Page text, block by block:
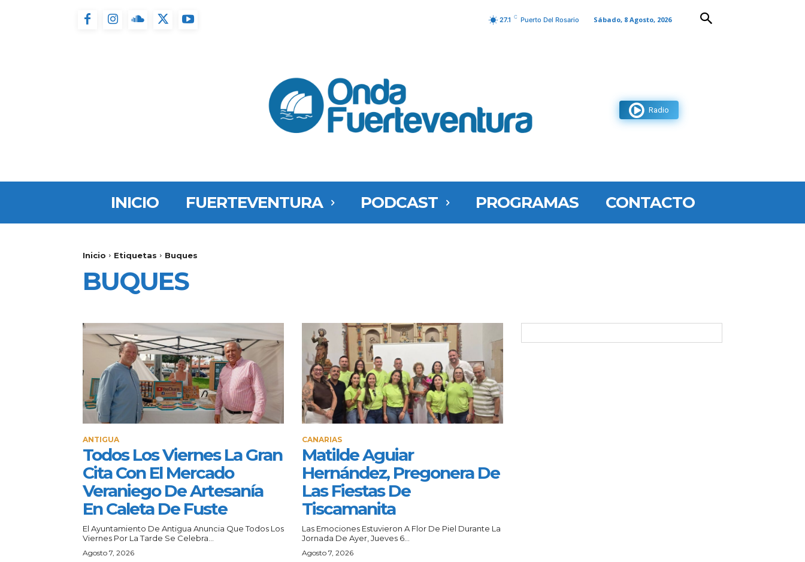
27.1 C Puerto Del Rosario Sábado, 8 Agosto, 2026
Radio
INICIO FUERTEVENTURA PODCAST PROGRAMAS CONTACTO
Inicio Etiquetas Buques
BUQUES
ANTIGUA
Todos Los Viernes La Gran
Cita Con El Mercado
Veraniego De Artesanía
En Caleta De Fuste
El Ayuntamiento De Antigua Anuncia Que Todos Los
Viernes Por La Tarde Se Celebra...
Agosto 7, 2026
CANARIAS
Matilde Aguiar
Hernández, Pregonera De
Las Fiestas De
Tiscamanita
Las Emociones Estuvieron A Flor De Piel Durante La
Jornada De Ayer, Jueves 6...
Agosto 7, 2026